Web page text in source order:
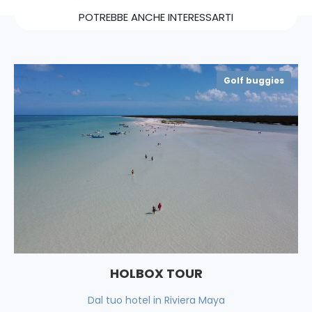
POTREBBE ANCHE INTERESSARTI
Golf buggies
HOLBOX TOUR
Dal tuo hotel in Riviera Maya